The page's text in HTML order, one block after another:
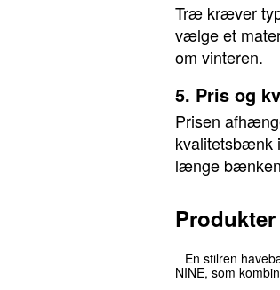
Træ kræver
vælge et
om vinteren.
5. Pris og
Prisen
kvalitetsbænk
længe
En stilren
NINE, som